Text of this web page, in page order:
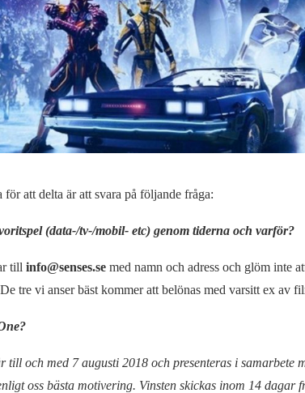
att delta är att svara på följande fråga:
(data-/tv-/mobil- etc) genom tiderna och varför?
till info@senses.semed namn och adress och glöm inte
tre vi anser bäst kommer att belönas med varsitt ex av
till och med 7 augusti 2018 och presenteras i samarbete
oss bästa motivering. Vinsten skickas inom 14 dagar